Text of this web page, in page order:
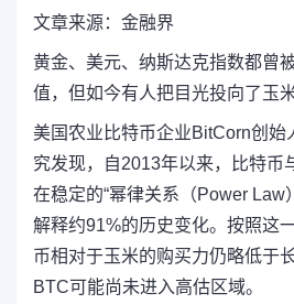
文章来源：金融界
黄金、美元、纳斯达克指数都曾
值，但如今有人把目光投向了玉米
美国农业 比特币企业BitCorn创
究发现，自2013年以来，比特币
在稳定的“幂律关系（Power Law
解释约91%的历史变化。按照这
币相对于玉米的购买力仍略低于
BTC可能尚未进入高估区域。